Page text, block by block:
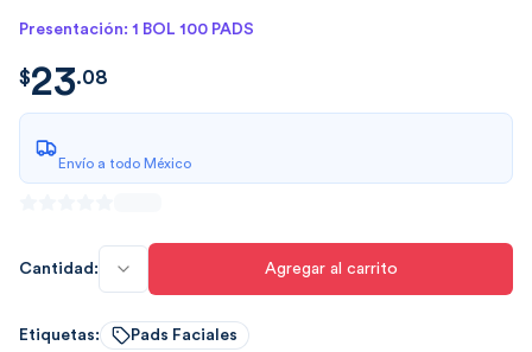
Presentación: 1 BOL 100 PADS
$23.08
$23.08
Envío a todo México
Cantidad: Agregar al carrito
Etiquetas: Pads Faciales